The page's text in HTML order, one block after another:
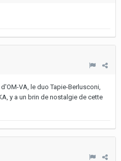
VA, le duo Tapie-Berlusconi,
y a un brin de nostalgie de cette